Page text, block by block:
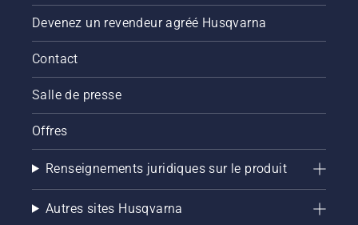
le
moteur
de la
quelques
arbre.
L’huile
coffre
indique
Devenez un revendeur agréé Husqvarna
Contact
Salle de presse
Offres
Renseignements juridiques sur le produit
Autres sites Husqvarna